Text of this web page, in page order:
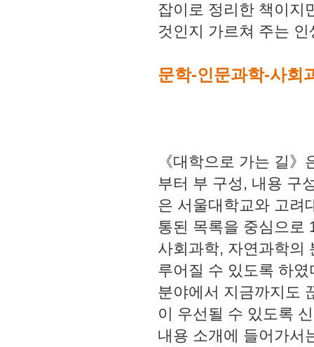
잡이로 정리한 책이지
것인지 가르쳐 주는
문학-인문과학-사회
《대학으로 가는 길
부터 부 구성, 내용 구
은 서울대학교와 고려
통된 목록을 중심으로
사회과학, 자연과학의
루어질 수 있도록 하
분야에서 지금까지도
이 우선될 수 있도록
내용 소개에 들어가서